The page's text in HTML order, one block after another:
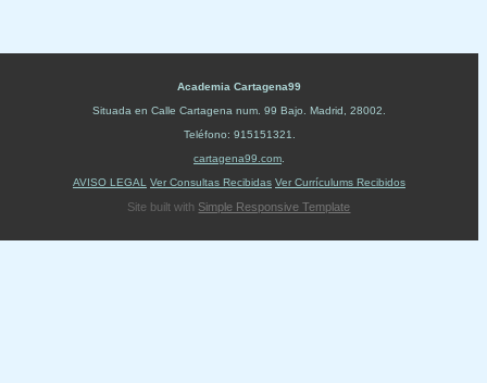
Academia Cartagena99
Situada en Calle Cartagena num. 99 Bajo Madrid 28002
Teléfono: 915151321
cartagena99.com
AVISO LEGAL
Ver Consultas Recibidas Ver Currículums Recibidos
Site built with Simple Responsive Template